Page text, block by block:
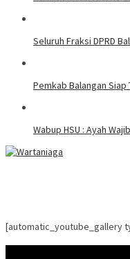
Seluruh Fraksi DPRD
Pemkab Balangan Siap
Wabup HSU : Ayah
[automatic_youtube_gallery